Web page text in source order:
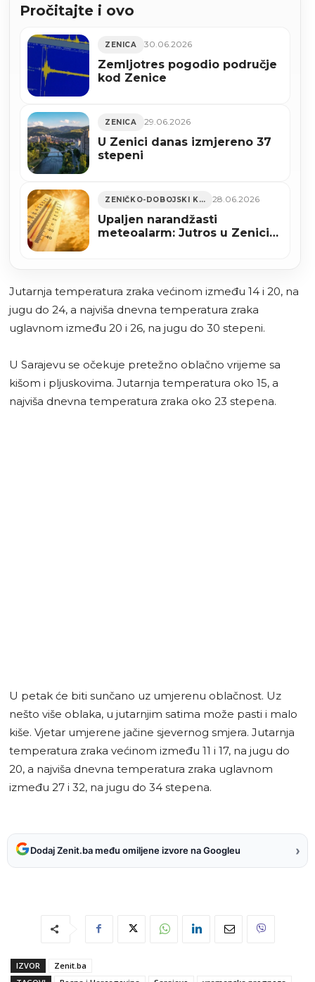
Pročitajte i ovo
ZENICA 30.06.2026
Zemljotres pogodio područje
kod Zenice
ZENICA 29.06.2026
U Zenici danas izmjereno 37
stepeni
ZENIČKO-DOBOJSKI KANTON 28.06.2026
Upaljen narandžasti
meteoalarm: Jutros u Zenici
Jutarnja temperatura zraka većinom između 14 i 20, na
jugu do 24, a najviša dnevna temperatura zraka
uglavnom između 20 i 26, na jugu do 30 stepeni.
U Sarajevu se očekuje pretežno oblačno vrijeme sa
kišom i pljuskovima. Jutarnja temperatura oko 15, a
najviša dnevna temperatura zraka oko 23 stepena.
U petak će biti sunčano uz umjerenu oblačnost. Uz
nešto više oblaka, u jutarnjim satima može pasti i malo
kiše. Vjetar umjerene jačine sjevernog smjera. Jutarnja
temperatura zraka većinom između 11 i 17, na jugu do
20, a najviša dnevna temperatura zraka uglavnom
između 27 i 32, na jugu do 34 stepena.
Dodaj Zenit.ba među omiljene izvore na Googleu ›
IZVOR
Zenit.ba